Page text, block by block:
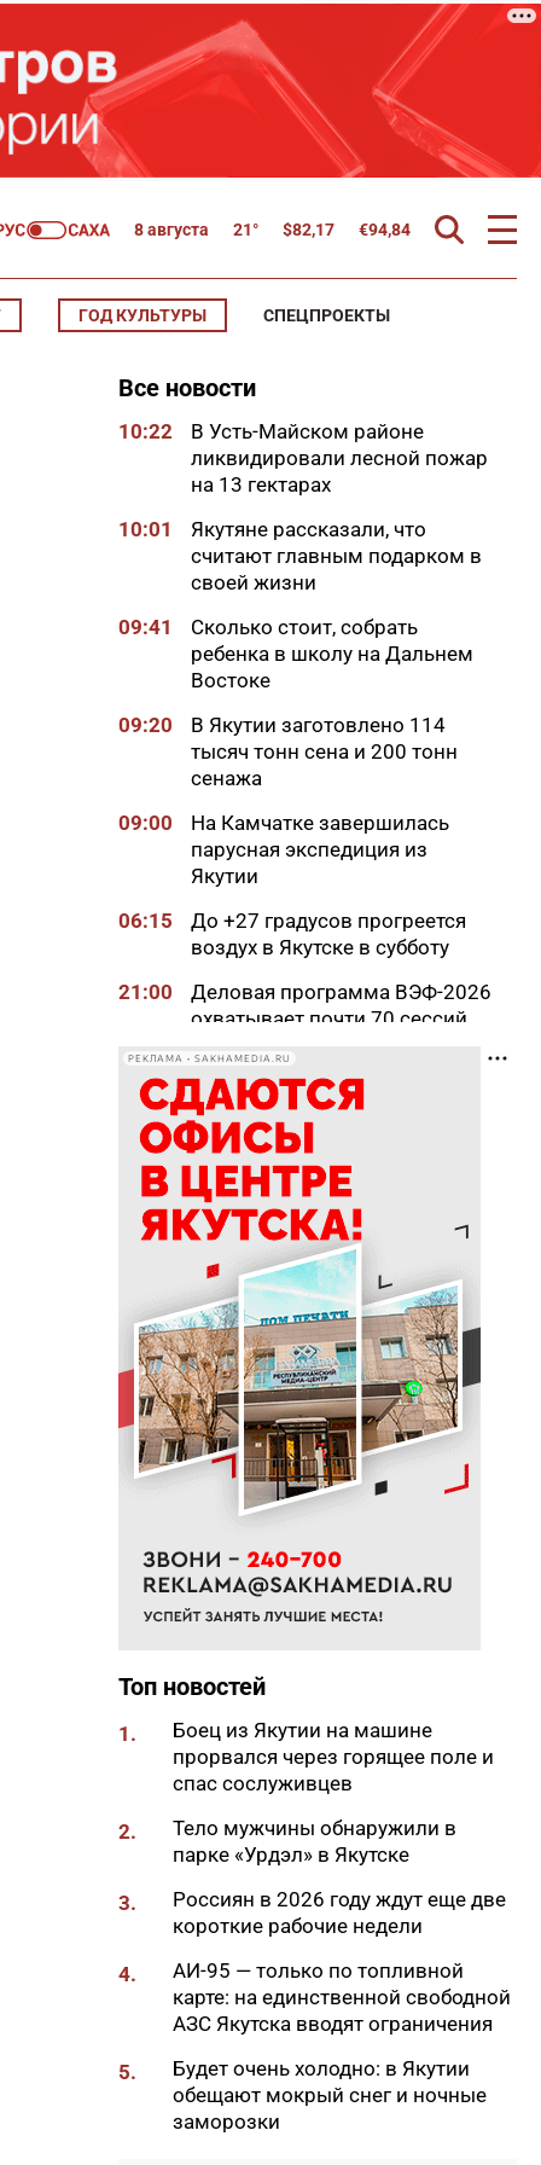
8 августа 21° $82,17 €94,84
ГОД КУЛЬТУРЫ СПЕЦПРОЕКТЫ
Все новости
10:22
В Усть-Майском районе
ликвидировали лесной пожар
на 13 гектарах
10:01
Якутяне рассказали, что
считают главным подарком в
своей жизни
09:41
Сколько стоит, собрать
ребенка в школу на Дальнем
Востоке
09:20
В Якутии заготовлено 114
тысяч тонн сена и 200 тонн
сенажа
09:00
На Камчатке завершилась
парусная экспедиция из
Якутии
06:15
До +27 градусов прогреется
воздух в Якутске в субботу
21:00
Деловая программа ВЭФ-2026
охватывает почти 70 сессий
20:33
В Якутии продолжается
доукомплектование
Вооруженных Сил РФ
20:02
Более 230 участников СВО
получили за неделю
поддержку психологов Якутии
В Якутии определены
приоритеты развития
«Движения Первых»
19:30
Более 26 тонн гуманитарной
помощи доставили в
пострадавший от паводка
Верхоянский район
19:00
Авторы проектов «Ты в игре»
проведут спортивные
физкультурника
18:40
Приметы на 8 августа 2026
расходы на спорт и здоровый
образ жизни
Сенатор Борисов назвал
встречу главы Якутии с
Путиным сигналом доверия и
Социальные участковые в
обращений
Жительница Жатая похитила
Якутска
«Здесь нет типовых задач»:
РЕКЛАМА • SAKHAMEDIA.RU
Топ новостей
1.
Боец из Якутии на машине
прорвался через горящее поле и
спас сослуживцев
2.
Тело мужчины обнаружили в
парке «Урдэл» в Якутске
3.
Россиян в 2026 году ждут еще две
короткие рабочие недели
4.
АИ-95 — только по топливной
карте: на единственной свободной
АЗС Якутска вводят ограничения
5.
Будет очень холодно: в Якутии
обещают мокрый снег и ночные
заморозки